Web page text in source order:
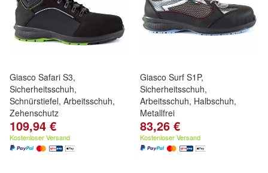
Giasco Safari S3,
Sicherheitsschuh,
Schnürstiefel, Arbeitsschuh,
Zehenschutz
109,94 €
Kostenloser Versand
Giasco Surf S1P,
Sicherheitsschuh,
Arbeitsschuh, Halbschuh,
Metallfrei
83,26 €
Kostenloser Versand